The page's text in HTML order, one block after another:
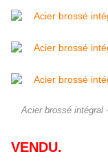
Acier brossé intégral
VENDU.